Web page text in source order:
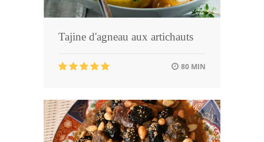
Tajine d'agneau aux artichauts
80 MIN